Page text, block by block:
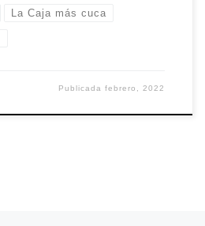
La Caja más cuca
Publicadafebrero, 2022